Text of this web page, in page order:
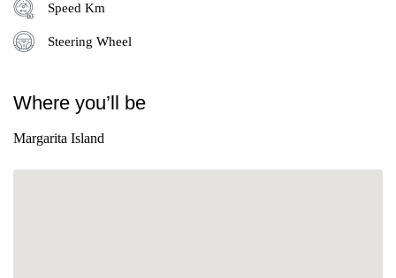
Speed Km
Steering Wheel
Where you’ll be
Margarita Island